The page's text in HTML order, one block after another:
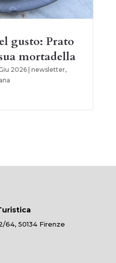
gusto: Prato
mortadella
2026| newsletter,
64, 50134 Firenze